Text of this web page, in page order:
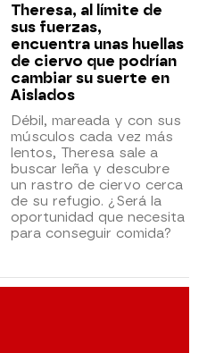
Theresa, al límite de
sus fuerzas,
encuentra unas huellas
de ciervo que podrían
cambiar su suerte en
Aislados
Débil, mareada y con sus
músculos cada vez más
lentos, Theresa sale a
buscar leña y descubre
un rastro de ciervo cerca
de su refugio. ¿Será la
oportunidad que necesita
para conseguir comida?